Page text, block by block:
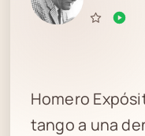
Homero
tango a una